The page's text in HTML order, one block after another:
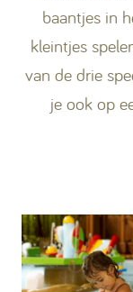
baantjes in
kleintjes
van de drie
je ook op